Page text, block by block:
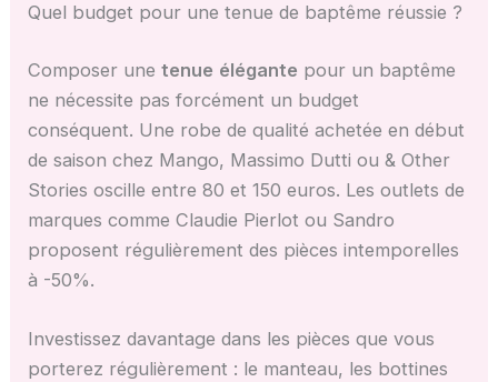
Quel budget pour une tenue de baptême réussie ?
Composer unetenue élégante pour un baptême
ne nécessite pas forcément un budget
conséquent. Une robe de qualité achetée en début
de saison chez Mango, Massimo Dutti ou & Other
Stories oscille entre 80 et 150 euros. Les outlets de
marques comme Claudie Pierlot ou Sandro
proposent régulièrement des pièces intemporelles
à -50%.
Investissez davantage dans les pièces que vous
porterez régulièrement : le manteau, les bottines